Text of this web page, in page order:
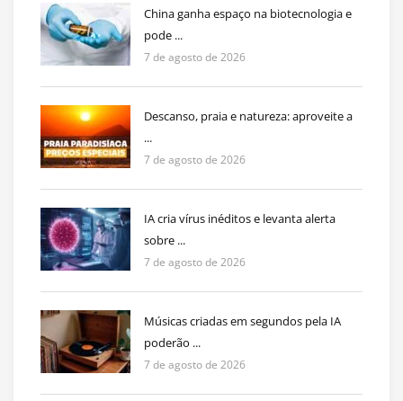
China ganha espaço na biotecnologia e
pode ...
7 de agosto de 2026
Descanso, praia e natureza: aproveite a
...
7 de agosto de 2026
IA cria vírus inéditos e levanta alerta
sobre ...
7 de agosto de 2026
Músicas criadas em segundos pela IA
poderão ...
7 de agosto de 2026